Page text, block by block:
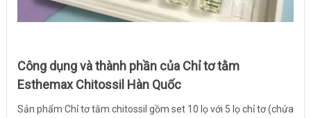
Công dụng và thành phần của Chỉ tơ tằm
Esthemax Chitossil Hàn Quốc
Sản phẩm Chỉ tơ tằm chitossil gồm set 10 lọ với 5 lọ chỉ tơ (chứa